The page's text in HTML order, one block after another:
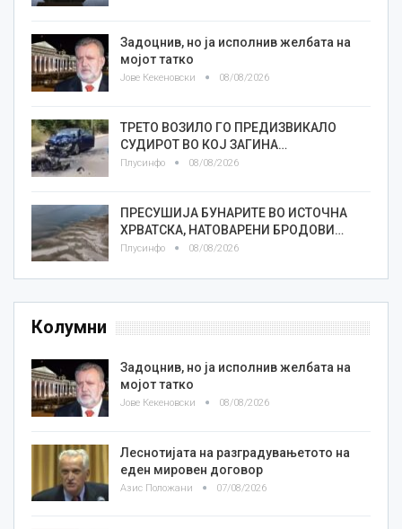
Задоцнив, но ја исполнив желбата на
мојот татко
Јове Кекеновски 08/08/2026
ТРЕТО ВОЗИЛО ГО ПРЕДИЗВИКАЛО
СУДИРОТ ВО КОЈ ЗАГИНА…
Плусинфо 08/08/2026
ПРЕСУШИЈА БУНАРИТЕ ВО ИСТОЧНА
ХРВАТСКА, НАТОВАРЕНИ БРОДОВИ…
Плусинфо 08/08/2026
Колумни
Задоцнив, но ја исполнив желбата на
мојот татко
Јове Кекеновски 08/08/2026
Леснотијата на разградувањетото на
еден мировен договор
Азис Положани 07/08/2026